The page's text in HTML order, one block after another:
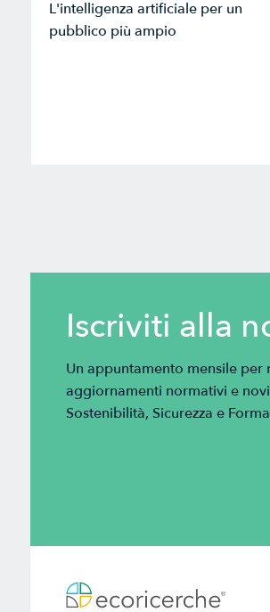
L'intelligenza artificiale per un
pubblico più ampio
Iscriviti alla
Un appuntamento mensile
aggiornamenti normativi e
Sostenibilità, Sicurezza e